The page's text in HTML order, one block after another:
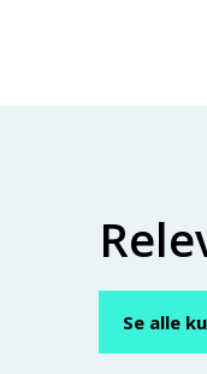
Se alle